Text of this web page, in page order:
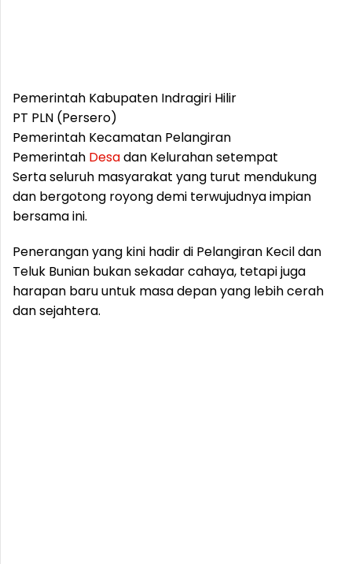
Pemerintah Kabupaten Indragiri Hilir
PT PLN (Persero)
Pemerintah Kecamatan Pelangiran
Pemerintah Desadan Kelurahan setempat
Serta seluruh masyarakat yang turut mendukung
dan bergotong royong demi terwujudnya impian
bersama ini.
Penerangan yang kini hadir di Pelangiran Kecil dan
Teluk Bunian bukan sekadar cahaya, tetapi juga
harapan baru untuk masa depan yang lebih cerah
dan sejahtera.